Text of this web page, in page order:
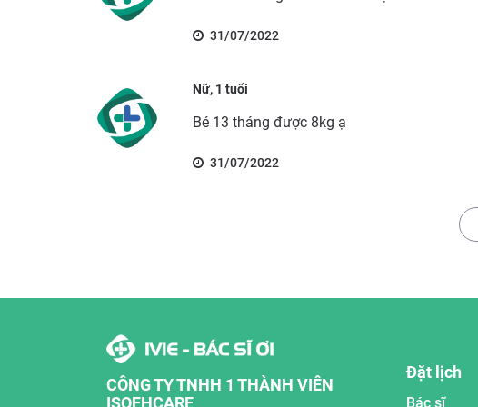
31/07/2022
Nữ, 1 tuổi
Bé 13 tháng được 8kg ạ
31/07/2022
CÔNG TY TNHH 1 THÀNH VIÊN
ISOFHCARE
Đặt lịch
Bác sĩ